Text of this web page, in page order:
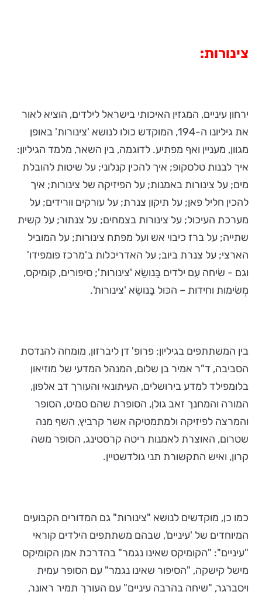
צינורות:
ירחון עיניים, המגזין האיכותי בישראל לילדים, הוציא לאור
את גיליונו ה-194, המוקדש כולו לנושא 'צינורות' באופן
מגוון, מעניין ואף מפתיע. לדוגמה, בין השאר, מלמד הגיליון:
איך לבנות טלסקופ; איך להכין קנלוני; על שיטות להובלת
מים; על צינורות באמנות; על הפיזיקה של צינורות; איך
להכין חליל פאן; על תיקון צנרת; על עורקים וורידים; על
מערכת העיכול; על צינורות בצמחים; על צנתור; על קשית
שתייה; על ברז כיבוי אש ועל מפתח צינורות; על המוביל
הארצי; על צנרת ביוב; על האדריכלות ב'מרכז פומפידו'
וגם - שׂיחה עִם ילדים בַּנושֵׂא 'צינורות'; סיפורים, קומיקס,
מְשׂימות וחידות – הכּול בַּנושֵׂא 'צינורות'.
בין המשתתפים בגיליון: פרופ' דן ליברזון, מומחה להנדסת
הסביבה, ד"ר אמיר בן שלום, המנהל המדעי של מוזיאון
בלומפילד למדע בירושלים, העיתונאי והעורך דב אלפון,
המורה והמחנך זאב גולן, הסופרת שהם סמיט, הסופר
והמרצה לפיזיקה ולמתמטיקה אשר קרביץ, השף מנה
שטרום, האוצרת לאמנות ריטה קרסטינג, הסופר משה
קרון, ואיש התקשורת תני גולדשטיין.
כמו כן, מוקדשים לנושא "צינורות" גם המדורים הקבועים
המיוחדים של 'עיניים', שבהם משתתפים הילדים קוראי
"עיניים": "הקומיקס שאינו נגמר" בהדרכת אמן הקומיקס
מישל קישקה, "הסיפור שאינו נגמר" עם הסופר עמית
ויסברגר, "שיחה בהרבה עיניים" עם העורך תמיר ראונר,